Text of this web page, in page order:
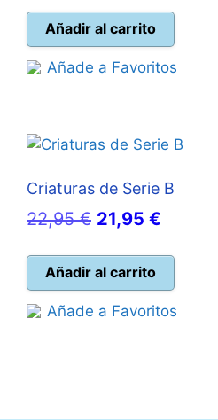
original
era:
15,00 €.
es:
10,00 €.
Añadir al carrito
Añade a Favoritos
Criaturas de Serie B
22,95€ El
original
era:
22,95 €.
21,95 €
es:
21,95 €.
Añadir al carrito
Añade a Favoritos